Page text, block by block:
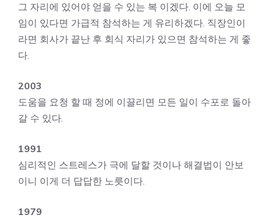
그 자리에 있어야 얻을 수 있는 복 이겠다. 이에 오늘 모
임이 있다면 가급적 참석하는 게 유리하겠다. 직장인이
라면 회사가 끝난 후 회식 자리가 있으면 참석하는 게 좋
다.
2003
도움을 요청 할 때 정에 이끌리면 모든 일이 수포로 돌아
갈 수 있다.
1991
심리적인 스트레스가 극에 달할 것이나 해결법이 안보
이니 이게 더 답답한 노릇이다.
1979